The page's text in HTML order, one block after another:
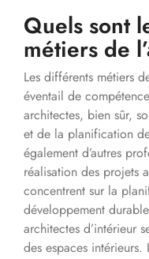
Quels sont
métiers de
Les différents métiers
éventail de
architectes, bien sûr,
et de la planification
également d’autres
réalisation des projets
concentrent sur la
développement
architectes d’intérieur
des espaces intérieurs.